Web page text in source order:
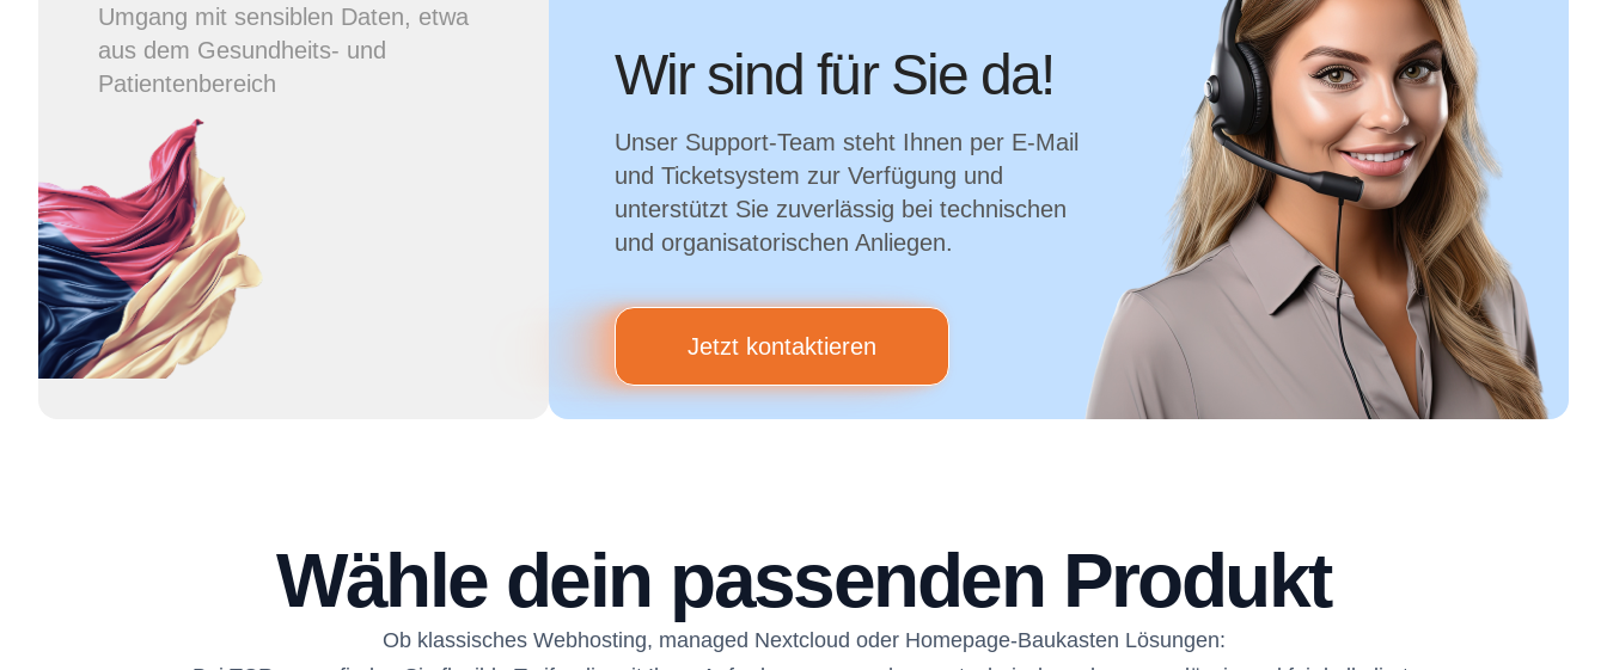
Umgang mit sensiblen Daten, etwa
aus dem Gesundheits- und
Patientenbereich
Wir sind für Sie da!
Unser Support-Team steht Ihnen per E-Mail
und Ticketsystem zur Verfügung und
unterstützt Sie zuverlässig bei technischen
und organisatorischen Anliegen.
Jetzt kontaktieren
Wähle dein passenden Produkt
Ob klassisches Webhosting, managed Nextcloud oder Homepage-Baukasten Lösungen: